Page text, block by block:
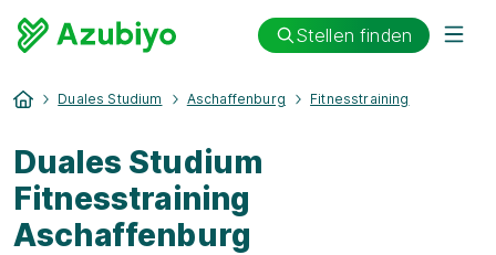
Stellen finden
Duales Studium Aschaffenburg Fitnesstraining
Duales Studium
Fitnesstraining
Aschaffenburg